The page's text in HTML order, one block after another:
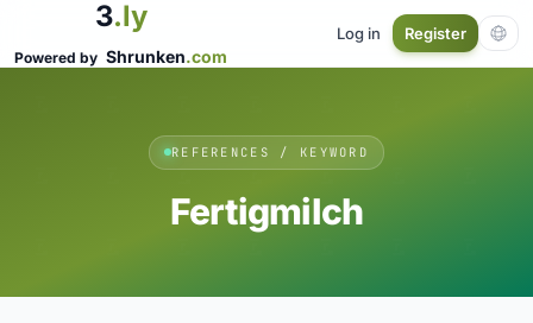
3.ly
Powered by Shrunken.com
Log in Register
REFERENCES / KEYWORD
Fertigmilch